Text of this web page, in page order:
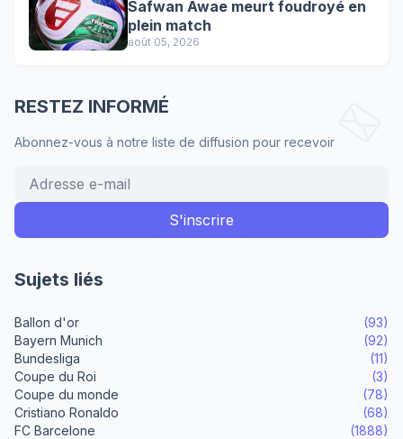
Safwan Awae meurt foudroyé en
plein match
août 05, 2026
RESTEZ INFORMÉ
Abonnez-vous à notre liste de diffusion pour recevoir
Sujets liés
Ballon d'or
(93)
Bayern Munich
(92)
Bundesliga
(11)
Coupe du Roi
(3)
Coupe du monde
(78)
Cristiano Ronaldo
(68)
FC Barcelone
(1888)